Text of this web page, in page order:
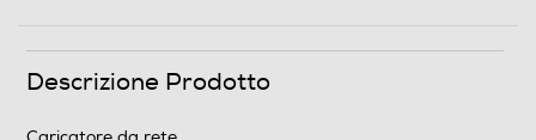
Descrizione Prodotto